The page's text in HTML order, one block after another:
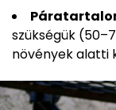
szükségük
növények alatti